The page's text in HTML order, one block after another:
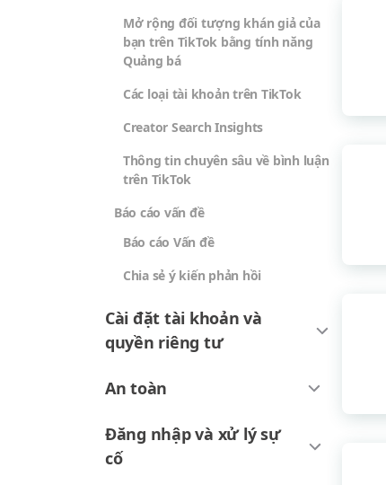
Mở rộng đối tượng khán giả của
bạn trên TikTok bằng tính năng
Quảng bá
Các loại tài khoản trên TikTok
Creator Search Insights
Thông tin chuyên sâu về bình luận
trên TikTok
Báo cáo vấn đề
Báo cáo Vấn đề
Chia sẻ ý kiến phản hồi
Cài đặt tài khoản và
quyền riêng tư
An toàn
Đăng nhập và xử lý sự
cố